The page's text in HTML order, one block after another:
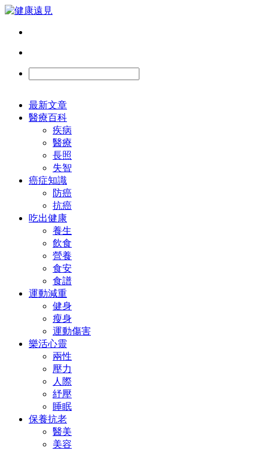
最新文章
醫療百科
疾病
醫療
長照
失智
癌症知識
防癌
抗癌
吃出健康
養生
飲食
營養
食安
食譜
運動減重
健身
瘦身
運動傷害
樂活心靈
兩性
壓力
人際
紓壓
睡眠
保養抗老
醫美
美容